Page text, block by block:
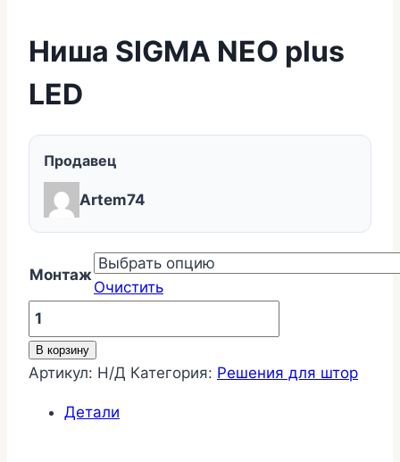
Ниша SIGMA NEO plus
LED
Продавец
Artem74
Монтаж
Очистить
Количество
товара
Ниша
SIGMA
NEO
В корзину
Артикул: Н/Д Категория: Решения для штор
Детали